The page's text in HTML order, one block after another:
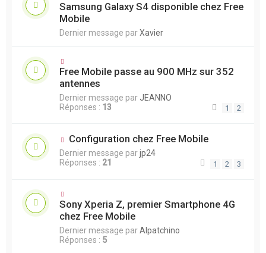
Samsung Galaxy S4 disponible chez Free
Mobile
Dernier message parXavier
Free Mobile passe au 900 MHz sur 352
antennes
Dernier message par JEANNO
Réponses : 13 1 2
Configuration chez Free Mobile
Dernier message parjp24
Réponses : 21 1 2 3
Sony Xperia Z, premier Smartphone 4G
chez Free Mobile
Dernier message parAlpatchino
Réponses : 5